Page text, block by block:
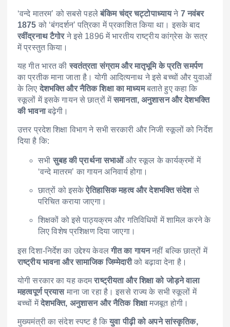
‘वन्दे मातरम’ को सबसे पहलेबंकिम चंद्र चट्टोपाध्यायने 7 नवंबर
1875 को ‘बंगदर्शन’ पत्रिका में प्रकाशित किया था। इसके बाद
रवींद्रनाथ टैगोरने इसे 1896 में भारतीय राष्ट्रीय कांग्रेस के सत्र
में प्रस्तुत किया।
यह गीत भारत कीस्वतंत्रता संग्राम और मातृभूमि के प्रति समर्पण
का प्रतीक माना जाता है। योगी आदित्यनाथ ने इसे बच्चों और युवाओं
के लिएदेशभक्ति और नैतिक शिक्षा का माध्यमबताते हुए कहा कि
स्कूलों में इसके गायन से छात्रों मेंसमानता, अनुशासन और देशभक्ति
की भावनाबढ़ेगी।
उत्तर प्रदेश शिक्षा विभाग ने सभी सरकारी और निजी स्कूलों को निर्देश
दिया है कि:
सभीसुबह की प्रार्थना सभाओंऔर स्कूल के कार्यक्रमों में
‘वन्दे मातरम’ का गायन अनिवार्य होगा।
छात्रों को इसकेऐतिहासिक महत्व और देशभक्ति संदेशसे
परिचित कराया जाएगा।
शिक्षकों को इसे पाठ्यक्रम और गतिविधियों में शामिल करने के
लिए विशेष प्रशिक्षण दिया जाएगा।
इस दिशा-निर्देश का उद्देश्य केवलगीत का गायननहीं बल्कि छात्रों में
राष्ट्रीय भावना और सामाजिक जिम्मेदारीको बढ़ावा देना है।
योगी सरकार का यह कदमराष्ट्रीयता और शिक्षा को जोड़ने वाला
महत्वपूर्ण प्रयासमाना जा रहा है। इससे राज्य के सभी स्कूलों में
बच्चों मेंदेशभक्ति, अनुशासन और नैतिक शिक्षामजबूत होगी।
मुख्यमंत्री का संदेश स्पष्ट है कियुवा पीढ़ी को अपने सांस्कृतिक,